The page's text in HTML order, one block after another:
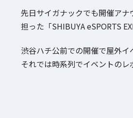
先日サイガナックでも開催ア
担った「SHIBUYA eSPORTS
渋谷ハチ公前での開催で屋外イ
それでは時系列でイベントの